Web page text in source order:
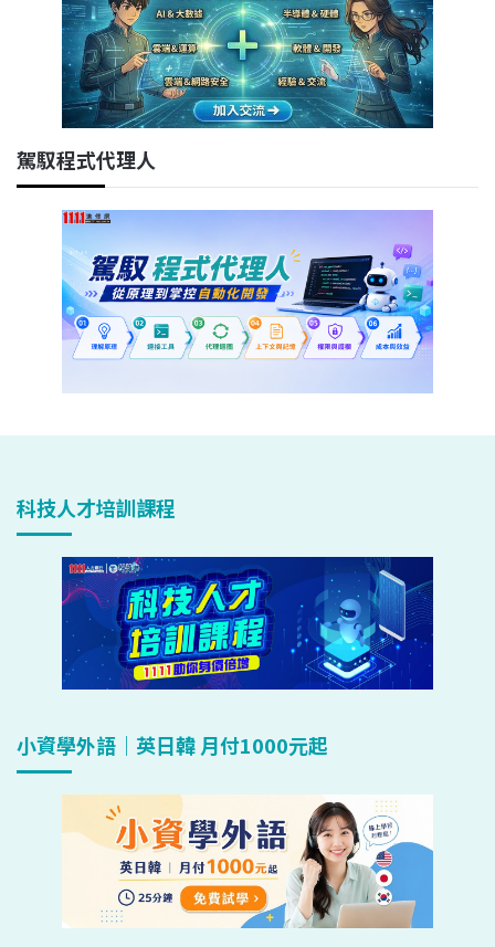
駕馭程式代理人
科技人才培訓課程
小資學外語｜英日韓 月付1000元起